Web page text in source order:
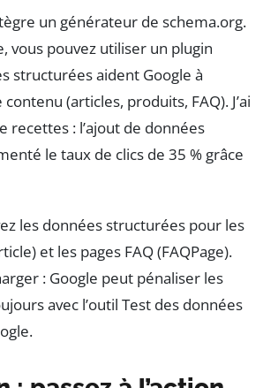
un générateur de schema.org.
vous pouvez utiliser un plugin
structurées aident Google à
(articles, produits, FAQ). J’ai
recettes : l’ajout de données
le taux de clics de 35 % grâce
les données structurées pour les
et les pages FAQ (FAQPage).
: Google peut pénaliser les
avec l’outil Test des données